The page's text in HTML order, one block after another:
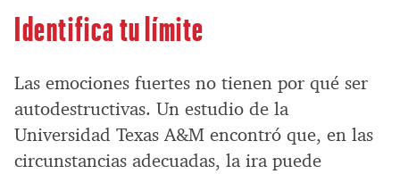
Identifica tu límite
Las emociones fuertes no tienen por qué ser
autodestructivas. Un estudio de la
Universidad Texas A&M encontró que, en las
circunstancias adecuadas, la ira puede